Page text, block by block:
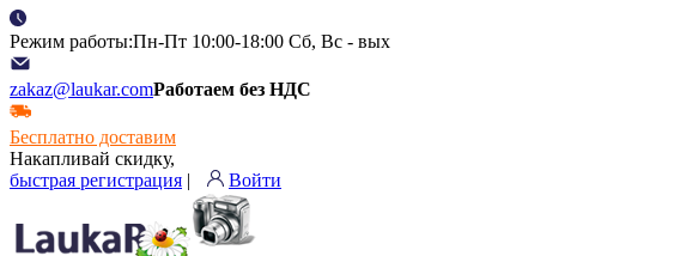
Режим работы:Пн-Пт 10:00-18:00 Сб, Вс - вых
zakaz@laukar.comРаботаем без НДС
Бесплатно доставим
Накапливай скидку,
быстрая регистрация | Войти